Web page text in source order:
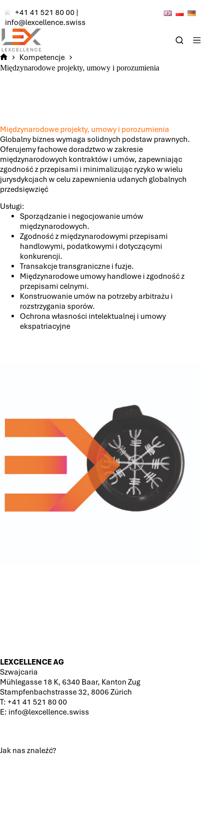
do
treści
+41 41 521 80 00 |
info@lexcellence.swiss
Home
Kompetencje
Międzynarodowe projekty, umowy i porozumienia
Międzynarodowe projekty, umowy i porozumienia
Globalny biznes wymaga solidnych podstaw prawnych.
Oferujemy fachowe doradztwo w zakresie
międzynarodowych kontraktów i umów, zapewniając
zgodność z przepisami i minimalizując ryzyko w wielu
jurysdykcjach w celu zapewnienia udanych globalnych
przedsięwzięć
Usługi:
Sporządzanie i negocjowanie umów
międzynarodowych.
Zgodność z międzynarodowymi przepisami
handlowymi, podatkowymi i dotyczącymi
konkurencji.
Transakcje transgraniczne i fuzje.
Międzynarodowe umowy handlowe i zgodność z
przepisami celnymi.
Konstruowanie umów na potrzeby arbitrażu i
rozstrzygania sporów.
Ochrona własności intelektualnej i umowy
ekspatriacyjne
LEXCELLENCE AG
Szwajcaria
Mühlegasse 18 K, 6340 Baar, Kanton Zug
Stampfenbachstrasse 32, 8006 Zürich
T: +41 41 521 80 00
E: info@lexcellence.swiss
Jak nas znaleźć?